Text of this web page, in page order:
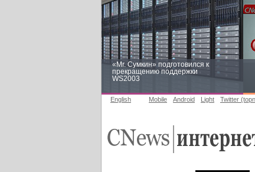
«Mr. Сумкин» подготовился к
прекращению поддержки
WS2003
English Mobile Android Light Twitter